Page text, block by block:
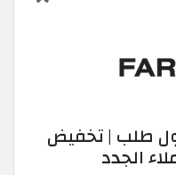
طلب | تخفيض